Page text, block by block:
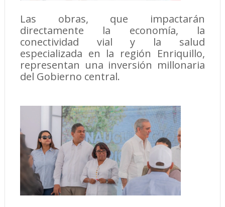
Las obras, que impactarán
directamente la economía, la
conectividad vial y la salud
especializada en la región Enriquillo,
representan una inversión millonaria
del Gobierno central.